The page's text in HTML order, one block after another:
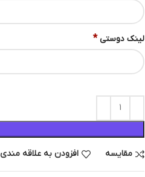
لینک دوستی *
مقایسه افزودن به علاقه مندی